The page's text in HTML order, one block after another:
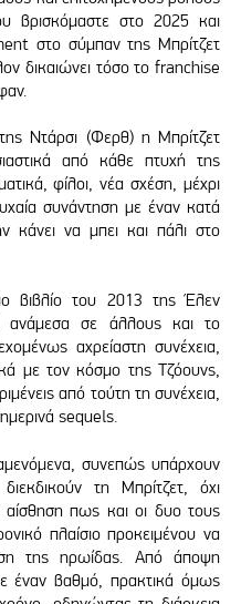
βρισκόμαστε στο 2025 και
στο σύμπαν της Μπρίτζετ
δικαιώνει τόσο το franchise
Ντάρσι (Φερθ) η Μπρίτζετ
από κάθε πτυχή της
φίλοι, νέα σχέση, μέχρι
συνάντηση με έναν κατά
κάνει να μπει και πάλι στο
βιβλίο του 2013 της Έλεν
ανάμεσα σε άλλους και το
αχρείαστη συνέχεια,
με τον κόσμο της Τζόουνς,
από τούτη τη συνέχεια,
sequels.
συνεπώς υπάρχουν
τη Μπρίτζετ, όχι
αίσθηση πως και οι δυο τους
πλαίσιο προκειμένου να
της ηρωίδας. Από άποψη
έναν βαθμό, πρακτικά όμως